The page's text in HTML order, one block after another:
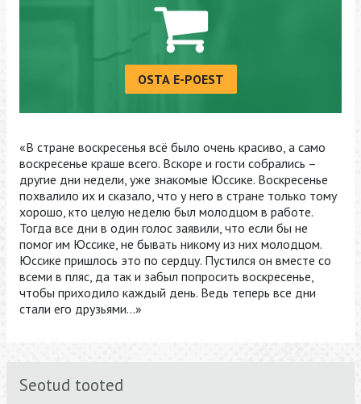
OSTA E-POEST
«В стране воскресенья всё было очень красиво, а само
воскресенье краше всего. Вскоре и гости собрались –
другие дни недели, уже знакомые Юссике. Воскресенье
похвалило их и сказало, что у него в стране только тому
хорошо, кто целую неделю был молодцом в работе.
Тогда все дни в один голос заявили, что если бы не
помог им Юссике, не бывать никому из них молодцом.
Юссике пришлось это по сердцу. Пустился он вместе со
всеми в пляс, да так и забыл попросить воскресенье,
чтобы приходило каждый день. Ведь теперь все дни
стали его друзьями...»
Seotud tooted